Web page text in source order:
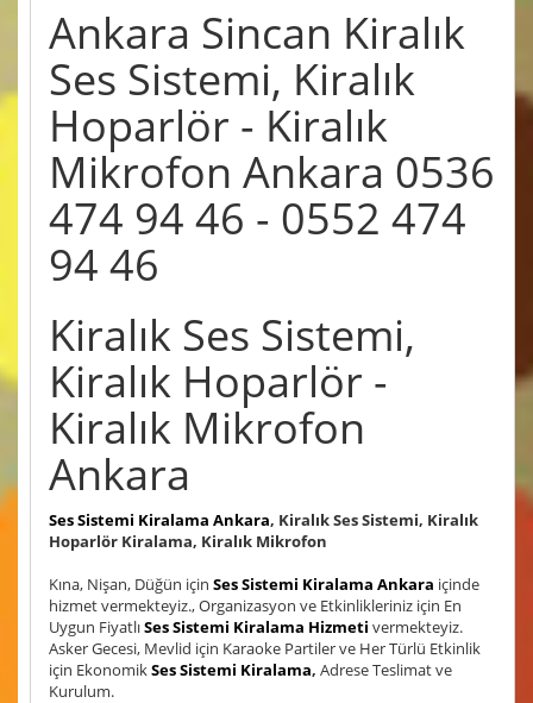
Ankara Sincan Kiralık
Ses Sistemi, Kiralık
Hoparlör - Kiralık
Mikrofon Ankara 0536
474 94 46 - 0552 474
94 46
Kiralık Ses Sistemi,
Kiralık Hoparlör -
Kiralık Mikrofon
Ankara
Ses Sistemi Kiralama Ankara, Kiralık Ses Sistemi, Kiralık
Hoparlör Kiralama, Kiralık Mikrofon
Kına, Nişan, Düğün için Ses Sistemi Kiralama Ankara içinde
hizmet vermekteyiz., Organizasyon ve Etkinlikleriniz için En
Uygun FiyatlıSes Sistemi Kiralama Hizmeti vermekteyiz.
Asker Gecesi, Mevlid için Karaoke Partiler ve Her Türlü Etkinlik
için EkonomikSes Sistemi Kiralama, Adrese Teslimat ve
Kurulum.